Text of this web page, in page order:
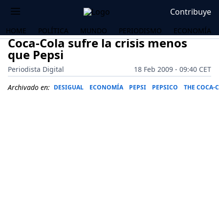
Contribuye
HOME POLÍTICA MUNDO PERIODISMO ECONOMÍA
Coca-Cola sufre la crisis menos
que Pepsi
Periodista Digital
18 Feb 2009 - 09:40 CET
Archivado en: DESIGUAL ECONOMÍA PEPSI PEPSICO THE COCA-